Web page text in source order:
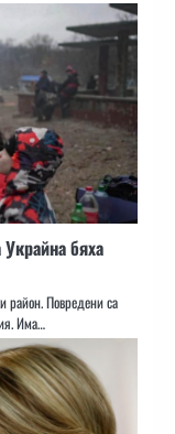
бяха
район. Повредени са
Има…